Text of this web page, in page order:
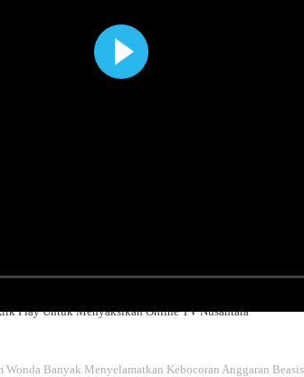
Play Untuk Menyaksikan Online TV Nusantara
Banyak Menyelamatkan Kebocoran Anggaran